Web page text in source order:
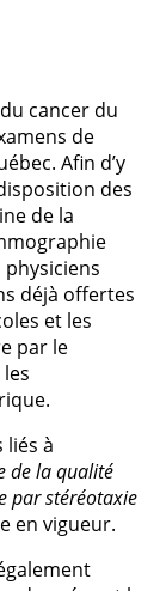
cancer du
de
Afin d’y
des
de la
déjà offertes
et les
par le
liés à
de la qualité
par stéréotaxie
en vigueur.